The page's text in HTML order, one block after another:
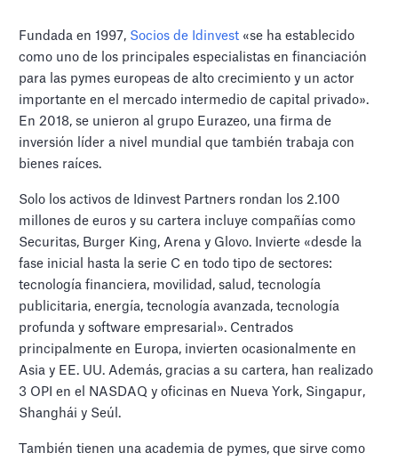
Fundada en 1997, Socios de Idinvest «se ha establecido
como uno de los principales especialistas en financiación
para las pymes europeas de alto crecimiento y un actor
importante en el mercado intermedio de capital privado».
En 2018, se unieron al grupo Eurazeo, una firma de
inversión líder a nivel mundial que también trabaja con
bienes raíces.
Solo los activos de Idinvest Partners rondan los 2.100
millones de euros y su cartera incluye compañías como
Securitas, Burger King, Arena y Glovo. Invierte «desde la
fase inicial hasta la serie C en todo tipo de sectores:
tecnología financiera, movilidad, salud, tecnología
publicitaria, energía, tecnología avanzada, tecnología
profunda y software empresarial». Centrados
principalmente en Europa, invierten ocasionalmente en
Asia y EE. UU. Además, gracias a su cartera, han realizado
3 OPI en el NASDAQ y oficinas en Nueva York, Singapur,
Shanghái y Seúl.
También tienen una academia de pymes, que sirve como